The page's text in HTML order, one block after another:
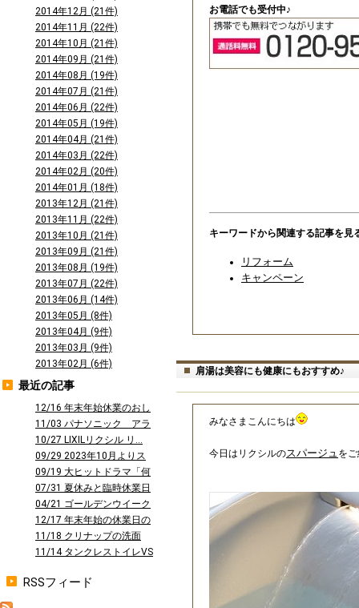
お電話でも受付中♪
キーワードから関連する記事を見
リフォーム
キャンペーン
肩湯は美容にも健康にもおすすめ♪
みなさまこんにちは
今日はリクシルのスパージュ を
2014年12月 (21件)
2014年11月 (22件)
2014年10月 (21件)
2014年09月 (21件)
2014年08月 (19件)
2014年07月 (21件)
2014年06月 (22件)
2014年05月 (19件)
2014年04月 (21件)
2014年03月 (22件)
2014年02月 (20件)
2014年01月 (18件)
2013年12月 (21件)
2013年11月 (22件)
2013年10月 (21件)
2013年09月 (21件)
2013年08月 (19件)
2013年07月 (22件)
2013年06月 (14件)
2013年05月 (8件)
2013年04月 (9件)
2013年03月 (9件)
2013年02月 (6件)
最近の記事
12/16 年末年始休業のおし
らせ
11/03 パナソニック アラ
ウーノ...
10/27 LIXILリクシル リ...
09/29 2023年10月よりス
タ...
09/19 大ヒットドラマ「何
曜日に...
07/31 夏休みと臨時休業日
のお知...
04/21 ゴールデンウイーク
休業の...
12/17 年末年始の休業日の
お知ら...
11/18 クリナップの洗面
台 ファ...
11/14 タンクレストイレVS
RSSフィード